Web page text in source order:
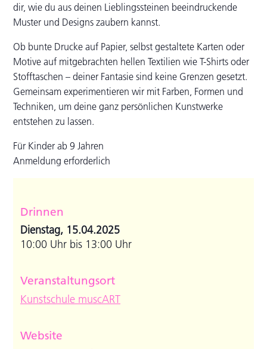
dir, wie du aus deinen Lieblingssteinen beeindruckende
Muster und Designs zaubern kannst.
Ob bunte Drucke auf Papier, selbst gestaltete Karten oder
Motive auf mitgebrachten hellen Textilien wie T-Shirts oder
Stofftaschen – deiner Fantasie sind keine Grenzen gesetzt.
Gemeinsam experimentieren wir mit Farben, Formen und
Techniken, um deine ganz persönlichen Kunstwerke
entstehen zu lassen.
Für Kinder ab 9 Jahren
Anmeldung erforderlich
Drinnen
Dienstag, 15.04.2025
10:00 Uhr bis 13:00 Uhr
Veranstaltungsort
Kunstschule muscART
Website